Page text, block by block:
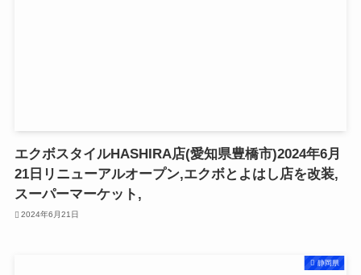
エクボスタイルHASHIRA店(愛知県豊橋市)2024年6月
21日リニューアルオープン,エクボとよはし店を改装,
スーパーマーケット,
2024年6月21日
静岡県